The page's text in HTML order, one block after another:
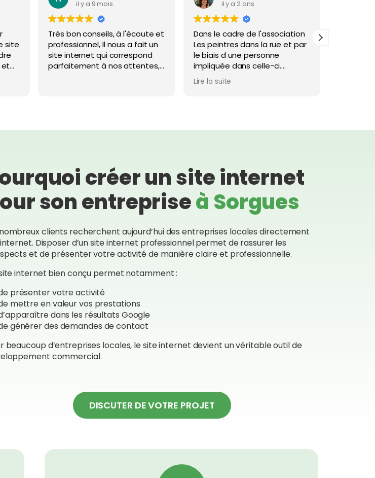
site
il y a 9 mois
Très bon conseils, à l'écoute et
professionnel, Il nous a fait un
site internet qui correspond
parfaitement à nos attentes,
il y a 2 ans
Dans le cadre de l'association
Les peintres dans la rue et par
le biais d une personne
impliquée dans celle-ci.
Nous avons fait appel à
Philippe pour la construction
son professionnalisme. Qui plus
toutes circonstances même
après la livraison et
l'achèvement de son travail.
Je vous le recommande !
Lire la suite
créer un site internet
son entrepriseà Sorgues
clients recherchent aujourd’hui des entreprises locales directement
Disposer d’un site internet professionnel permet de rassurer les
et de présenter votre activité de manière claire et professionnelle.
internet bien conçu permet notamment :
présenter votre activité
mettre en valeur vos prestations
dans les résultats Google
générer des demandes de contact
beaucoup d’entreprises locales, le site internet devient un véritable outil de
commercial.
DISCUTER DE VOTRE PROJET